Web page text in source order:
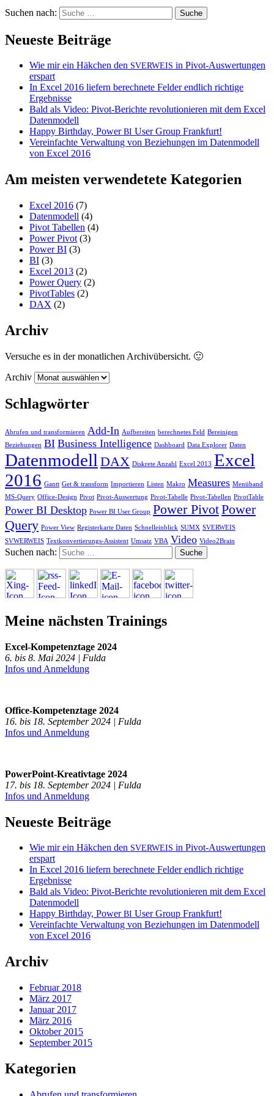
Suchen nach:
Neueste Beiträge
Wie mir ein Häkchen den SVERWEIS in Pivot-Auswertungen
erspart
In Excel 2016 liefern berechnete Felder endlich richtige
Ergebnisse
Bald als Video: Pivot-Berichte revolutionieren mit dem Excel
Datenmodell
Happy Birthday, PowerBI User Group Frankfurt!
Vereinfachte Verwaltung von Beziehungen im Datenmodell
von Excel 2016
Am meisten verwendetete Kategorien
Excel 2016 (7)
Datenmodell (4)
Pivot Tabellen (4)
Power Pivot (3)
Power BI (3)
BI (3)
Excel 2013 (2)
Power Query (2)
PivotTables (2)
DAX (2)
Archiv
Versuche es in der monatlichen Archivübersicht. 🙂
Archiv
Schlagwörter
Abrufen und transformieren Add-In Aufbereiten berechnetes Feld Bereinigen
Beziehungen BI Business Intelligence Dashboard Data Explorer Daten
Datenmodell DAX Diskrete Anzahl Excel 2013 Excel
2016 Gantt Get & transform Importieren Listen Makro Measures Menüband
MS-Query Office-Design Pivot Pivot-Auswertung Pivot-Tabelle Pivot-Tabellen PivotTable
Power BI Desktop Power BI User Group Power PivotPower
Query Power View Registerkarte Daten Schnelleinblick SUMX SVERWEIS
SVWERWEIS Textkonvertierungs-Assistent Umsatz VBA Video Video2Brain
Suchen nach:
Meine nächsten Trainings
Excel-Kompetenztage 2024
6. bis 8. Mai 2024 | Fulda
Infos und Anmeldung
Office-Kompetenztage 2024
16. bis 18. September 2024 | Fulda
Infos und Anmeldung
PowerPoint-Kreativtage 2024
17. bis 18. September 2024 | Fulda
Infos und Anmeldung
Neueste Beiträge
Wie mir ein Häkchen den SVERWEIS in Pivot-Auswertungen
erspart
In Excel 2016 liefern berechnete Felder endlich richtige
Ergebnisse
Bald als Video: Pivot-Berichte revolutionieren mit dem Excel
Datenmodell
Happy Birthday, PowerBI User Group Frankfurt!
Vereinfachte Verwaltung von Beziehungen im Datenmodell
von Excel 2016
Archiv
Februar 2018
März 2017
Januar 2017
März 2016
Oktober 2015
September 2015
Kategorien